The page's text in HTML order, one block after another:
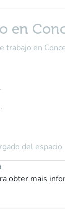
en
trabajo en
del espacio
obter mais